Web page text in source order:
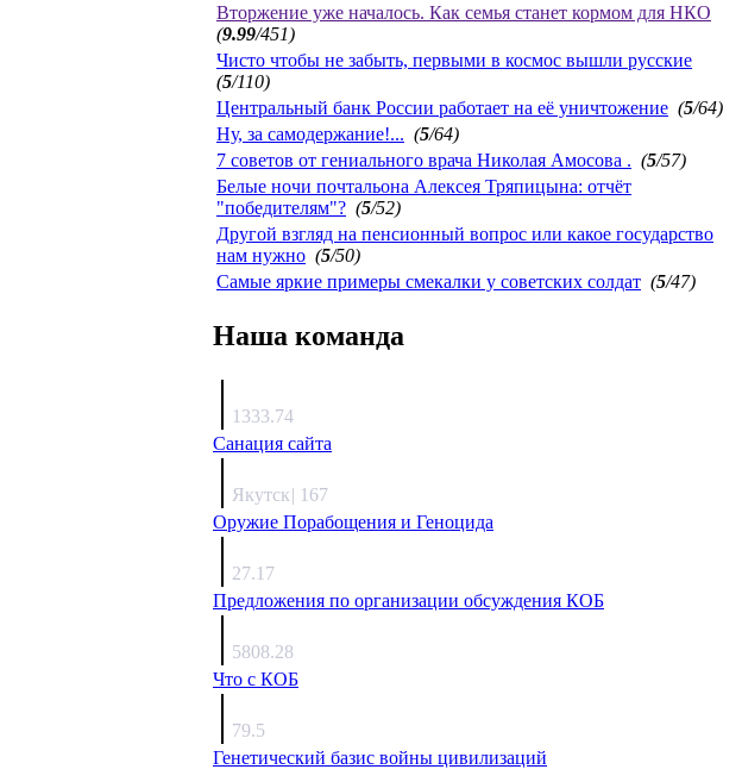
Вторжение уже началось. Как семья станет кормом для НКО
(9.99/451)
Чисто чтобы не забыть, первыми в космос вышли русские
(5/110)
Центральный банк России работает на её уничтожение (5/64)
Ну, за самодержание!... (5/64)
7 советов от гениального врача Николая Амосова . (5/57)
Белые ночи почтальона Алексея Тряпицына: отчёт
"победителям"? (5/52)
Другой взгляд на пенсионный вопрос или какое государство
нам нужно (5/50)
Самые яркие примеры смекалки у советских солдат (5/47)
Наша команда
1333.74
Санация сайта
Якутск| 167
Оружие Порабощения и Геноцида
27.17
Предложения по организации обсуждения КОБ
5808.28
Что с КОБ
79.5
Генетический базис войны цивилизаций